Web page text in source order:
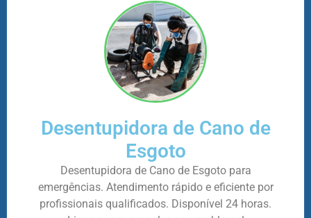
Desentupidora de Cano de
Esgoto
Desentupidora de Cano de Esgoto para
emergências. Atendimento rápido e eficiente por
profissionais qualificados. Disponível 24 horas.